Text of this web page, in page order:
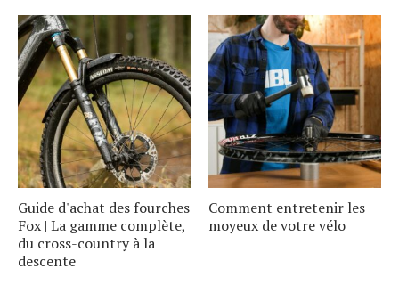
Guide d'achat des fourches
Fox | La gamme complète,
du cross-country à la
descente
Comment entretenir les
moyeux de votre vélo